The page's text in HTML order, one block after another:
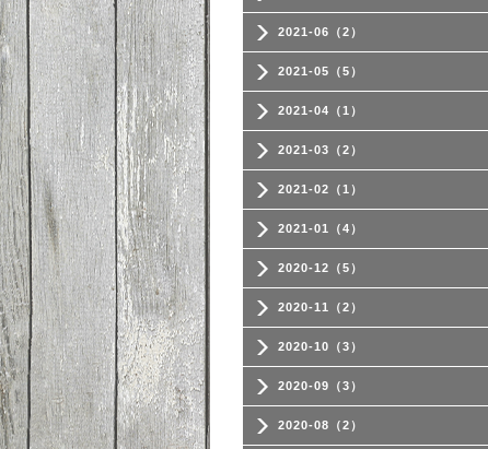
2021-06（2）
2021-05（5）
2021-04（1）
2021-03（2）
2021-02（1）
2021-01（4）
2020-12（5）
2020-11（2）
2020-10（3）
2020-09（3）
2020-08（2）